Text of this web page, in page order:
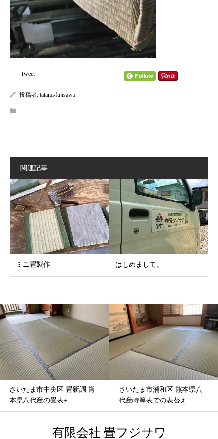
Warning: Attempt to read property "name" on null in
/home/tatamifuji/tatami-fujisawa.com/public_html/wp-
content/themes/kadan_tcd056/single.phpon line
Tweet
投稿者: tatami-fujisawa
関連記事
ミニ畳製作 はじめまして。
さいたま市中央区 畳新調 熊
本県八代産の畳表+...
さいたま市浦和区 熊本県八
代産特等表での表替え
有限会社 畳フジサワ